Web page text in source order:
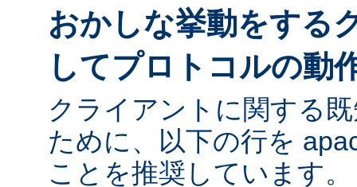
おかしな挙動をする
してプロトコルの動
クライアントに関する
ために、以下の行を
ことを推奨しています。